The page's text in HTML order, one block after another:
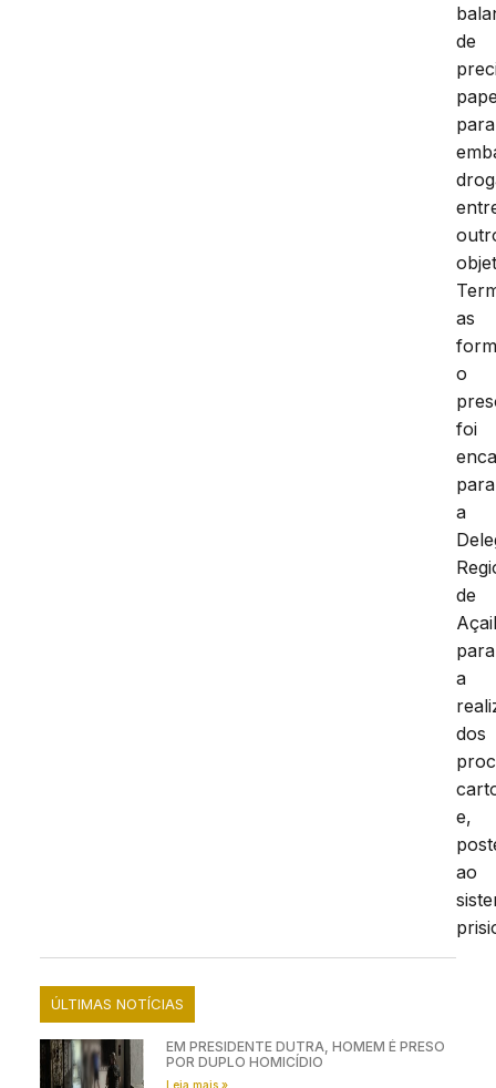
de
para
as
o
foi
para
a
de
para
a
dos
e,
ao
ÚLTIMAS NOTÍCIAS
EM PRESIDENTE DUTRA, HOMEM É PRESO
POR DUPLO HOMICÍDIO
Leia mais »